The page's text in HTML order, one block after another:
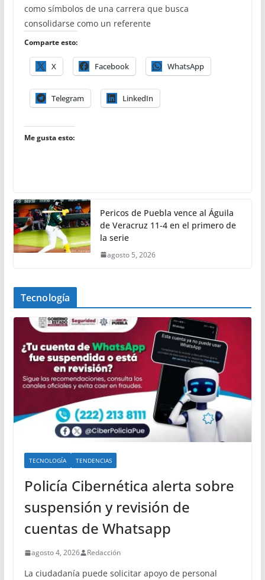
como símbolos de una carrera que busca
consolidarse como un referente
Comparte esto:
X Facebook WhatsApp
Telegram LinkedIn
Me gusta esto:
Pericos de Puebla vence al Águila
de Veracruz 11-4 en el primero de
la serie
agosto 5, 2026
Tecnología
TECNOLOGÍA TENDENCIAS
Policía Cibernética alerta sobre
suspensión y revisión de
cuentas de Whatsapp
agosto 4, 2026 Redacción
La ciudadanía puede solicitar apoyo de personal